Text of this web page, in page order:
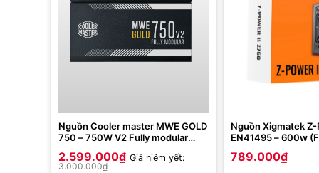
Nguồn Cooler master MWE GOLD
750 – 750W V2 Fully modular
2.599.000₫ Giá niêm yết:
3.000.000₫
Nguồn Xigmatek Z-
EN41495 – 600w
789.000₫